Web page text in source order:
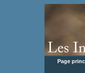
Page